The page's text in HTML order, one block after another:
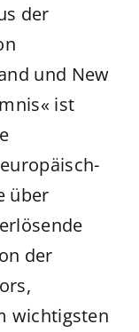
der
und New
ist
über
der
wichtigsten